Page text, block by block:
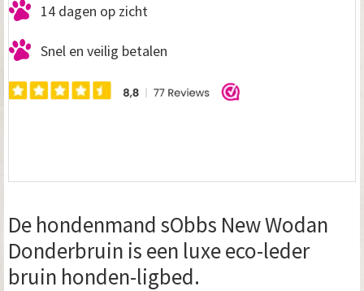
14 dagen op zicht
Snel en veilig betalen
De hondenmand sObbs New Wodan
Donderbruin is een luxe eco-leder
bruin honden-ligbed.